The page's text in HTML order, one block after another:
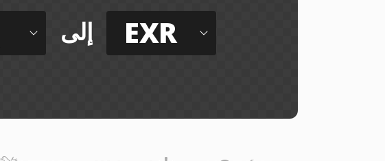
إلى EXR